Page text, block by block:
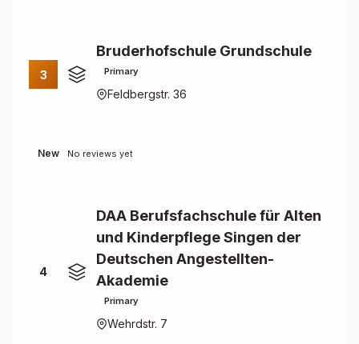
3
Bruderhofschule Grundschule
Primary
Feldbergstr. 36
New No reviews yet
4
DAA Berufsfachschule für Alten
und Kinderpflege Singen der
Deutschen Angestellten-
Akademie
Primary
Wehrdstr. 7